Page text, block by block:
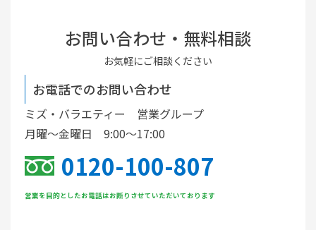
お問い合わせ・無料相談
お気軽にご相談ください
お電話でのお問い合わせ
ミズ・バラエティー 営業グループ
月曜〜金曜日 9:00〜17:00
0120-100-807
営業を目的としたお電話はお断りさせていただいております